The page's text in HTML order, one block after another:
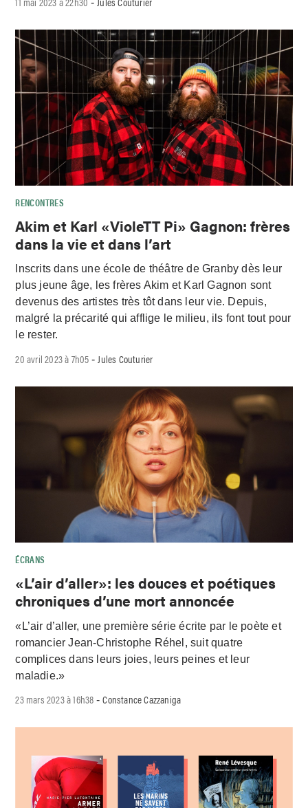
-
RENCONTRES
Akim et Karl «VioleTT Pi» Gagnon: frères
dans la vie et dans l’art
Inscrits dans une école de théâtre de Granby dès leur
plus jeune âge, les frères Akim et Karl Gagnon sont
devenus des artistes très tôt dans leur vie. Depuis,
malgré la précarité qui afflige le milieu, ils font tout pour
le rester.
20 avril 2023 à 7h05 - Jules Couturier
ÉCRANS
«L’air d’aller»: les douces et poétiques
chroniques d’une mort annoncée
«L’air d’aller, une première série écrite par le poète et
romancier Jean-Christophe Réhel, suit quatre
complices dans leurs joies, leurs peines et leur
maladie.»
23 mars 2023 à 16h38 -Constance Cazzaniga